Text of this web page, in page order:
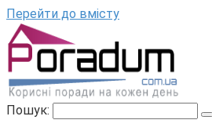
Перейти до вмісту
Пошук: